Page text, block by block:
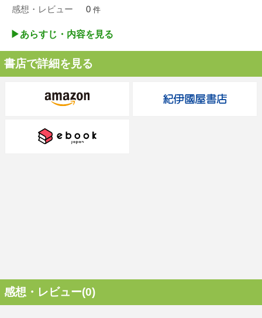
感想・レビュー 0 件
▶︎あらすじ・内容を見る
書店で詳細を見る
感想・レビュー(0)